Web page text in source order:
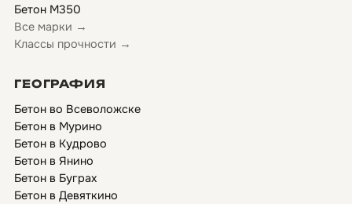
Бетон М350
Все марки →
Классы прочности →
ГЕОГРАФИЯ
Бетон во Всеволожске
Бетон в Мурино
Бетон в Кудрово
Бетон в Янино
Бетон в Буграх
Бетон в Девяткино